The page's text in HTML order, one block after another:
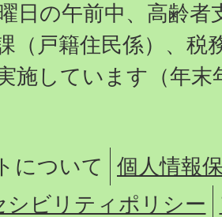
日の午前中、高齢者
（戸籍住民係）、税
施しています（年末
について
個人情報
シビリティポリシー